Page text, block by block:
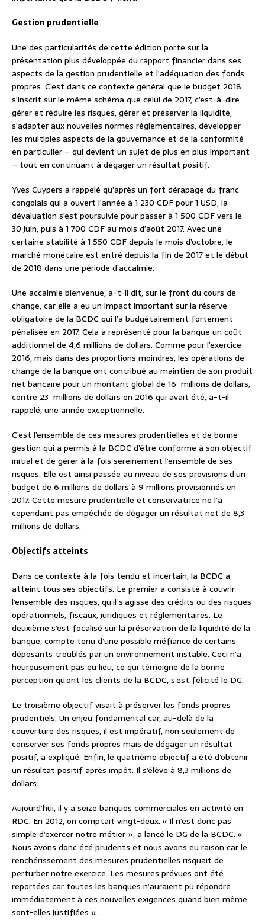
Gestion prudentielle
Une des particularités de cette édition porte sur la
présentation plus développée du rapport financier dans ses
aspects de la gestion prudentielle et l’adéquation des fonds
propres. C’est dans ce contexte général que le budget 2018
s’inscrit sur le même schéma que celui de 2017, c’est-à-dire
gérer et réduire les risques, gérer et préserver la liquidité,
s’adapter aux nouvelles normes réglementaires, développer
les multiples aspects de la gouvernance et de la conformité
en particulier – qui devient un sujet de plus en plus important
– tout en continuant à dégager un résultat positif.
Yves Cuypers a rappelé qu’après un fort dérapage du franc
congolais qui a ouvert l’année à 1 230 CDF pour 1 USD, la
dévaluation s’est poursuivie pour passer à 1 500 CDF vers le
30 juin, puis à 1 700 CDF au mois d’août 2017. Avec une
certaine stabilité à 1 550 CDF depuis le mois d’octobre, le
marché monétaire est entré depuis la fin de 2017 et le début
de 2018 dans une période d’accalmie.
Une accalmie bienvenue, a-t-il dit, sur le front du cours de
change, car elle a eu un impact important sur la réserve
obligatoire de la BCDC qui l’a budgétairement fortement
pénalisée en 2017. Cela a représenté pour la banque un coût
additionnel de 4,6 millions de dollars. Comme pour l’exercice
2016, mais dans des proportions moindres, les opérations de
change de la banque ont contribué au maintien de son produit
net bancaire pour un montant global de 16 millions de dollars,
contre 23 millions de dollars en 2016 qui avait été, a-t-il
rappelé, une année exceptionnelle.
C’est l’ensemble de ces mesures prudentielles et de bonne
gestion qui a permis à la BCDC d’être conforme à son objectif
initial et de gérer à la fois sereinement l’ensemble de ses
risques. Elle est ainsi passée au niveau de ses provisions d’un
budget de 6 millions de dollars à 9 millions provisionnés en
2017. Cette mesure prudentielle et conservatrice ne l’a
cependant pas empêchée de dégager un résultat net de 8,3
millions de dollars.
Objectifs atteints
Dans ce contexte à la fois tendu et incertain, la BCDC a
atteint tous ses objectifs. Le premier a consisté à couvrir
l’ensemble des risques, qu’il s’agisse des crédits ou des risques
opérationnels, fiscaux, juridiques et réglementaires. Le
deuxième s’est focalisé sur la préservation de la liquidité de la
banque, compte tenu d’une possible méfiance de certains
déposants troublés par un environnement instable. Ceci n’a
heureusement pas eu lieu, ce qui témoigne de la bonne
perception qu’ont les clients de la BCDC, s’est félicité le DG.
Le troisième objectif visait à préserver les fonds propres
prudentiels. Un enjeu fondamental car, au-delà de la
couverture des risques, il est impératif, non seulement de
conserver ses fonds propres mais de dégager un résultat
positif, a expliqué. Enfin, le quatrième objectif a été d’obtenir
un résultat positif après impôt. Il s’élève à 8,3 millions de
dollars.
Aujourd’hui, il y a seize banques commerciales en activité en
RDC. En 2012, on comptait vingt-deux. « Il n’est donc pas
simple d’exercer notre métier », a lancé le DG de la BCDC. «
Nous avons donc été prudents et nous avons eu raison car le
renchérissement des mesures prudentielles risquait de
perturber notre exercice. Les mesures prévues ont été
reportées car toutes les banques n’auraient pu répondre
immédiatement à ces nouvelles exigences quand bien même
sont-elles justifiées ».